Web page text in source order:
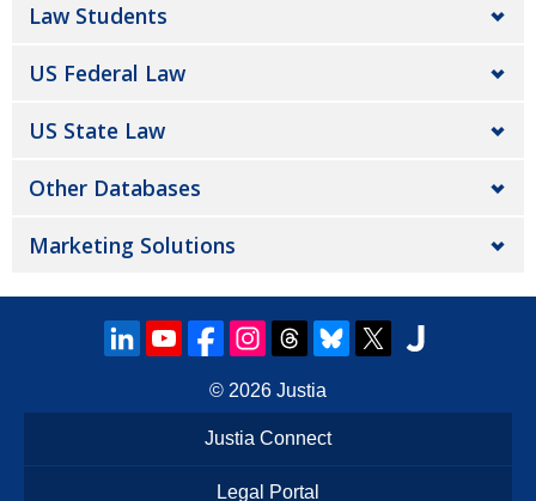
Law Students
US Federal Law
US State Law
Other Databases
Marketing Solutions
© 2026 Justia
Justia Connect
Legal Portal